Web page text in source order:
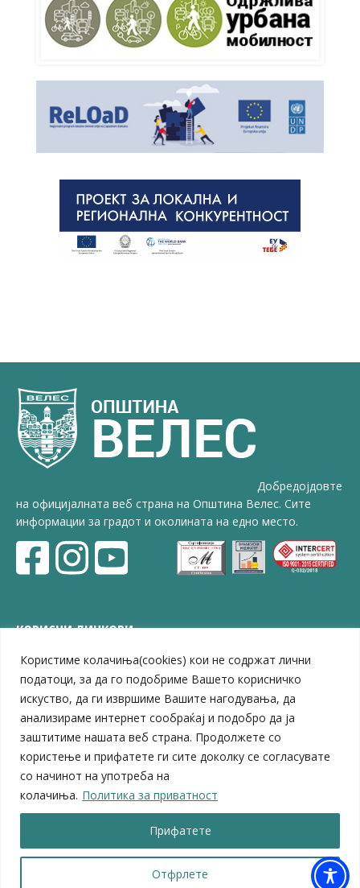
Користиме колачиња(cookies) кои не содржат лични
податоци, за да го подобриме Вашето корисничко
искуство, да ги извршиме Вашите нагодувања, да
анализираме интернет сообраќај и подобро да ја
заштитиме нашата веб страна. Продолжете со
користење и прифатете ги сите доколку се согласувате
со начинот на употреба на
колачиња. Политика за приватност
Отфрлете
Прифатете
Добредојдовте
на официјалната веб страна на Општина Велес. Сите
информации за градот и околината на едно место.
КОРИСНИ ЛИНКОВИ
ЗЕЛС – Заедница на единиците на локална самоуправа
Центар за развој на Вардарски плански регион
Јавно комунално претпријатие „Дервен“
ЈПССО „Парк – спорт и паркинзи“
ЛБ „Гоце Делчев“
ЛУ „Народен Музеј“
Влада на Република Северна Македонија
Собрание на Република Северна Македонија
Министерство за финансии
Министерство за транспорт
Министерство за локална самоуправа
Министерство за дигитална трансформација
Министерство за јавна администрација